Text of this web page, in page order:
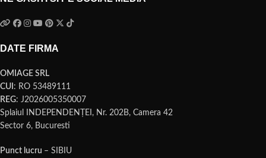
DATE FIRMA
OMIAGE SRL
CUI : RO 53489111
REG: J2026005350007
Splaiul INDEPENDENŢEI, Nr. 202B, Camera 42
Sector 6, Bucuresti
Punct lucru – SIBIU